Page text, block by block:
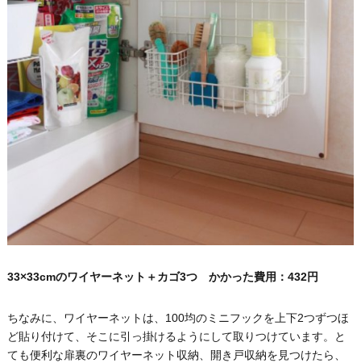
33×33cmのワイヤーネット＋カゴ3つ かかった費用：432円
ちなみに、ワイヤーネットは、100均のミニフックを上下2つずつほ
ど貼り付けて、そこに引っ掛けるようにして取りつけています。と
ても便利な扉裏のワイヤーネット収納、開き戸収納を見つけたら、